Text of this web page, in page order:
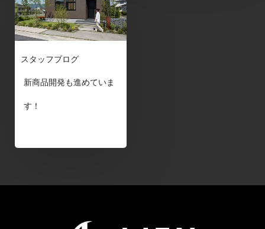
スタッフブログ
新商品開発も進めていま
す！